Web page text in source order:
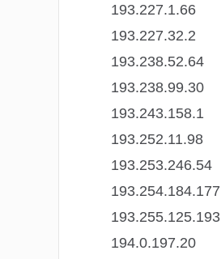
193.227.1.66
193.227.32.2
193.238.52.64
193.238.99.30
193.243.158.1
193.252.11.98
193.253.246.54
193.254.184.177
193.255.125.193
194.0.197.20